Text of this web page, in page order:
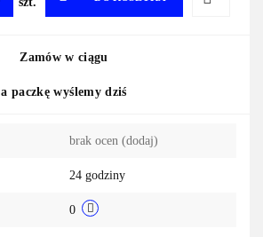
Zamów w ciągu
a paczkę wyślemy dziś
brak ocen (dodaj)
24 godziny
0